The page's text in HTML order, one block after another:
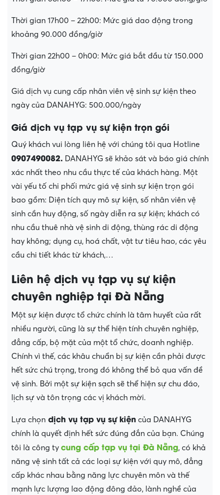
Thời gian 17h00 – 22h00: Mức giá dao động trong
khoảng 90.000 đồng/giờ
Thời gian 22h00 – 0h00: Mức giá bắt đầu từ 150.000
đồng/giờ
Giá dịch vụ cung cấp nhân viên vệ sinh sự kiện theo
ngày của DANAHYG: 500.000/ngày
Giá dịch vụ tạp vụ sự kiện trọn gói
Quý khách vui lòng liên hệ với chúng tôi qua Hotline
0907490082. DANAHYG sẽ khảo sát và báo giá chính
xác nhất theo nhu cầu thực tế của khách hàng. Một
vài yếu tố chi phối mức giá vệ sinh sự kiện trọn gói
bao gồm: Diện tích quy mô sự kiện, số nhân viên vệ
sinh cần huy động, số ngày diễn ra sự kiện; khách có
nhu cầu thuê nhà vệ sinh di động, thùng rác di động
hay không; dụng cụ, hoá chất, vật tư tiêu hao, các yêu
cầu chi tiết khác từ khách,…
Liên hệ dịch vụ tạp vụ sự kiện
chuyên nghiệp tại Đà Nẵng
Một sự kiện được tổ chức chính là tâm huyết của rất
nhiều người, cũng là sự thể hiện tính chuyên nghiệp,
đẳng cấp, bộ mặt của một tổ chức, doanh nghiệp.
Chính vì thế, các khâu chuẩn bị sự kiện cần phải được
hết sức chú trọng, trong đó không thể bỏ qua vấn đề
vệ sinh. Bởi một sự kiện sạch sẽ thể hiện sự chu đáo,
lịch sự và tôn trọng các vị khách mời.
Lựa chọn dịch vụ tạp vụ sự kiện của DANAHYG
chính là quyết định hết sức đúng đắn của bạn. Chúng
tôi là công ty cung cấp tạp vụ tại Đà Nẵng, có khả
năng vệ sinh tất cả các loại sự kiện với quy mô, đẳng
cấp khác nhau bằng năng lực chuyên môn và thế
mạnh lực lượng lao động đông đảo, lành nghề của